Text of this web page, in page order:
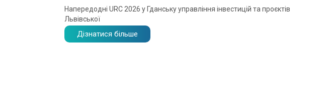
Напередодні URC 2026 у Гданську управління інвестицій та проєктів
Львівської
Дізнатися більше